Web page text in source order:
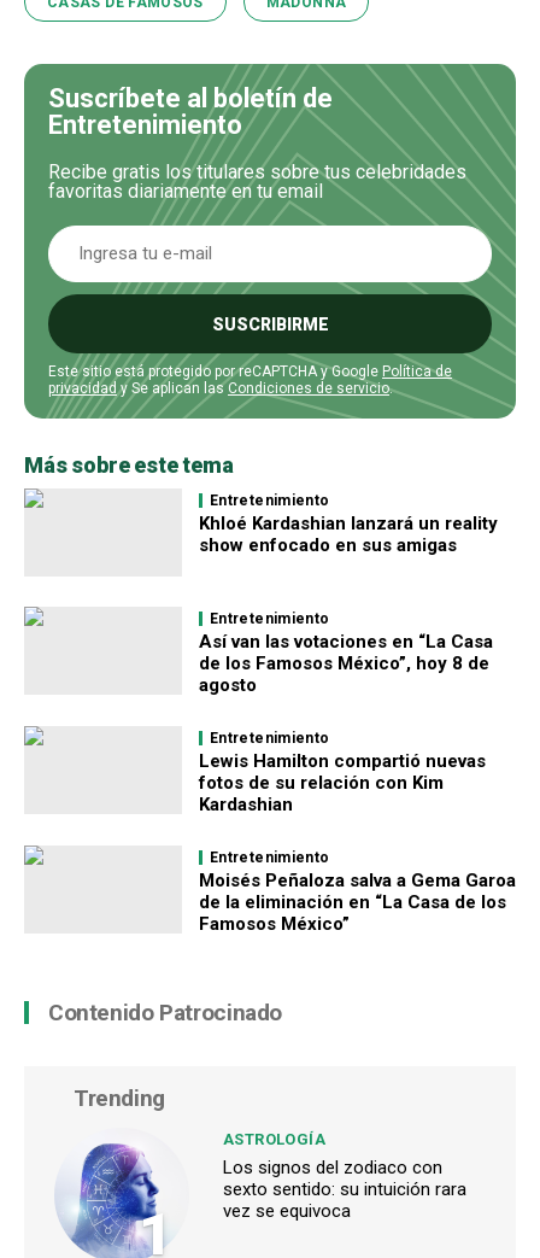
Suscríbete al boletín de
Entretenimiento
Recibe gratis los titulares sobre tus celebridades
favoritas diariamente en tu email
SUSCRIBIRME
Este sitio está protegido por reCAPTCHA y Google Política de
privacidad y Se aplican lasCondiciones de servicio.
Más sobre este tema
Entretenimiento
Khloé Kardashian lanzará un reality
show enfocado en sus amigas
Entretenimiento
Así van las votaciones en “La Casa
de los Famosos México”, hoy 8 de
agosto
Entretenimiento
Lewis Hamilton compartió nuevas
fotos de su relación con Kim
Kardashian
Entretenimiento
Moisés Peñaloza salva a Gema Garoa
de la eliminación en “La Casa de los
Famosos México”
Contenido Patrocinado
Trending
1
ASTROLOGÍA
Los signos del zodiaco con
sexto sentido: su intuición rara
vez se equivoca